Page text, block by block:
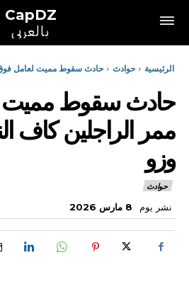
CapDZ
بالعربي
الرئيسية حوادث
حادث سقوط مميت لعامل فوق
حادث سقوط مميت
ممر الراجلين كاف
وزو
حوادث
نشر يوم 8 مارس 2026